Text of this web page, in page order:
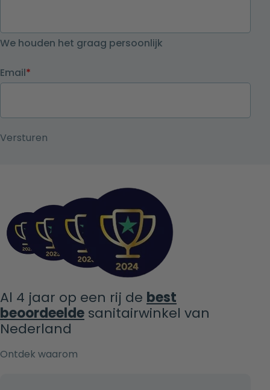
We houden het graag persoonlijk
Email*
Al 4 jaar op een rij de best
beoordeelde sanitairwinkel van
Nederland
Ontdek waarom